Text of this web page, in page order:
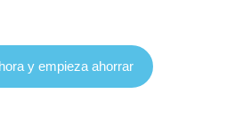
y empieza ahorrar